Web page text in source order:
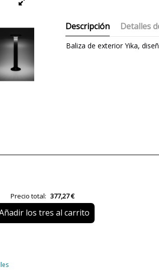
Descripción Detalles
Baliza de exterior Yika,
Plazo de Envío
Alimentación
Precio total: 377,27 €
los tres al carrito